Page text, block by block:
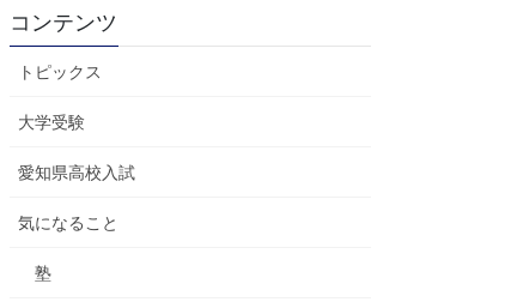
コンテンツ
トピックス
大学受験
愛知県高校入試
気になること
塾